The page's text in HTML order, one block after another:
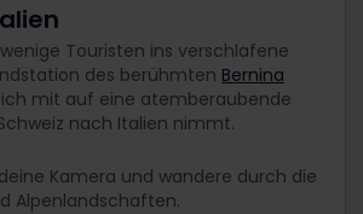
Touristen ins verschlafene
des berühmten Bernina
mit auf eine atemberaubende
nach Italien nimmt.
Kamera und wandere durch die
Alpenlandschaften.